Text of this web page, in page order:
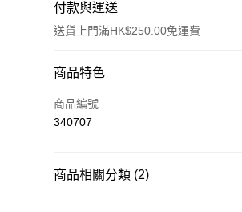
付款與運送
送貨上門滿HK$250.00免運費
付款方式
信用卡
商品特色
商品編號
340707
商品相關分類 (2)